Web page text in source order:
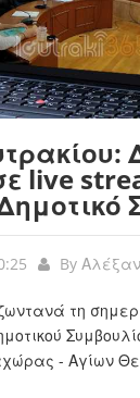
live
By
τη
- Αγίων